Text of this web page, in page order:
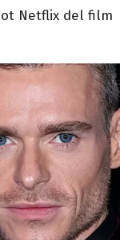
Netflix del film